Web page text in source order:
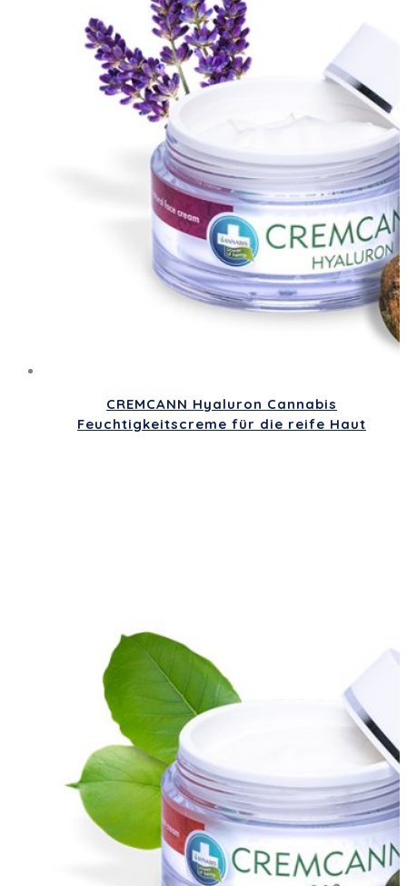
CREMCANN Hyaluron Cannabis
Feuchtigkeitscreme für die reife Haut